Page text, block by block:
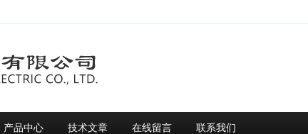
产品中心 技术文章 在线留言 联系我们